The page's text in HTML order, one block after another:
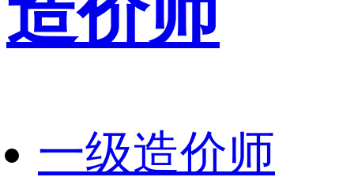
一级造价师